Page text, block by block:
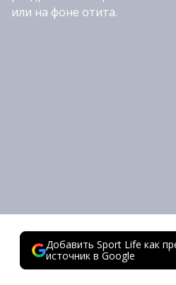
или на фоне отита.
Добавить Sport Life как
источник в Google